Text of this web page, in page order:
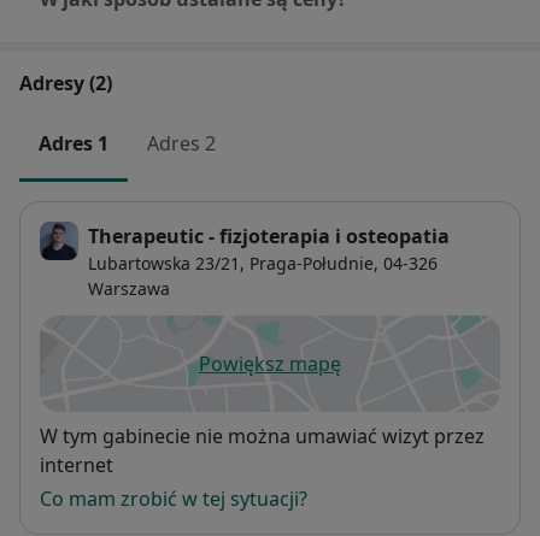
Adresy (2)
Adres 1 Adres 2
Therapeutic - fizjoterapia i osteopatia
Lubartowska 23/21, Praga-Południe, 04-326
Warszawa
Powiększ mapęotwiera się w nowej karcie
Dostępność
W tym gabinecie nie można umawiać wizyt przez
internet
Co mam zrobić w tej sytuacji?